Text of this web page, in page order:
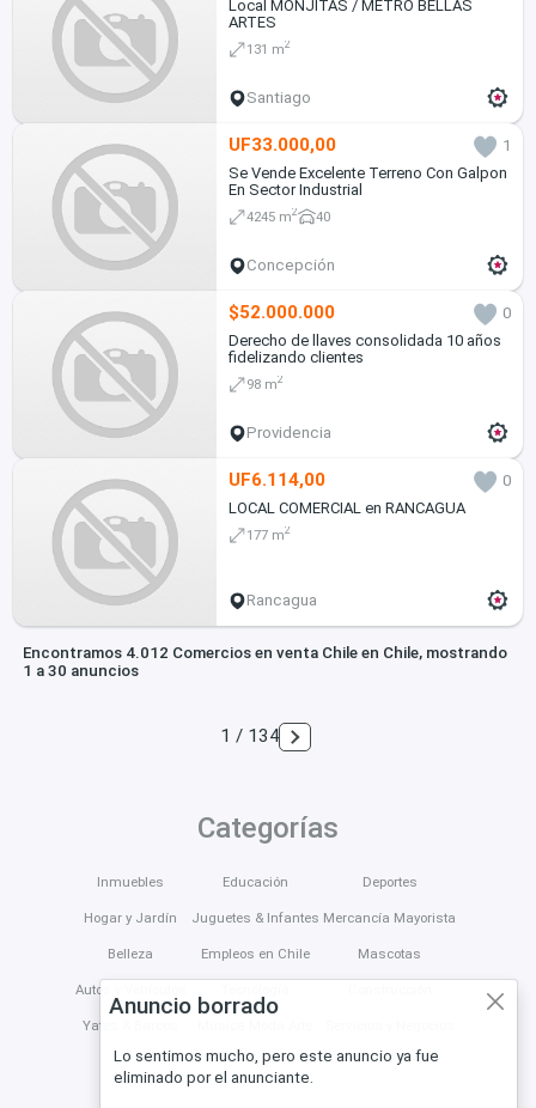
Local MONJITAS / METRO BELLAS
ARTES
131 m2
Santiago
UF33.000,00
1
Se Vende Excelente Terreno Con Galpon
En Sector Industrial
4245 m2 40
Concepción
$52.000.000
0
Derecho de llaves consolidada 10 años
fidelizando clientes
98 m2
Providencia
UF6.114,00
0
LOCAL COMERCIAL en RANCAGUA
177 m2
Rancagua
Encontramos 4.012 Comercios en venta Chile en Chile, mostrando
1 a 30 anuncios
1 / 134
Anuncio borrado
Lo sentimos mucho, pero este anuncio ya fue
eliminado por el anunciante.
Categorías
Inmuebles
Hogar y Jardín
Belleza
Autos y Vehículos
Yates & Barcos
Educación
Juguetes & Infantes
Empleos en Chile
Deportes
Mercancía Mayorista
Mascotas